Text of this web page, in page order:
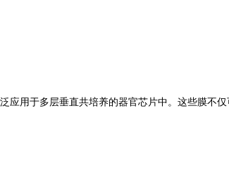
应用于多层垂直共培养的器官芯片中。这些膜不